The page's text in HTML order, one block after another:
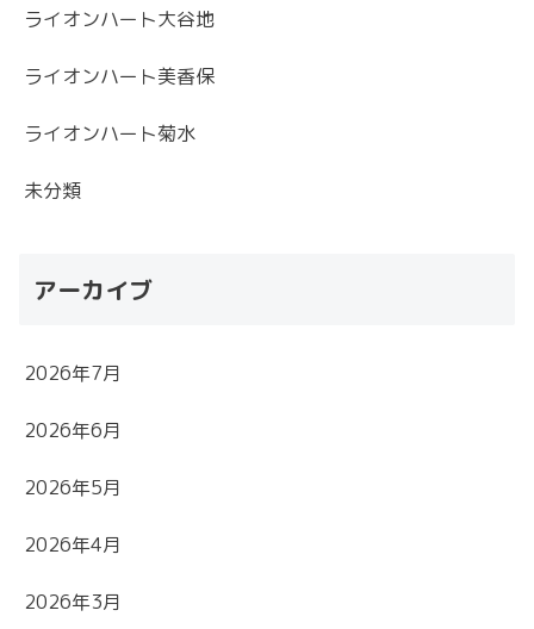
ライオンハート大谷地
ライオンハート美香保
ライオンハート菊水
未分類
アーカイブ
2026年7月
2026年6月
2026年5月
2026年4月
2026年3月